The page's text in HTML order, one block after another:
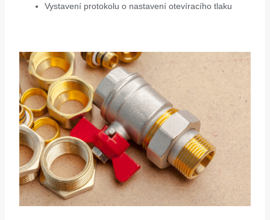
Vystavení protokolu o nastavení otevíracího tlaku